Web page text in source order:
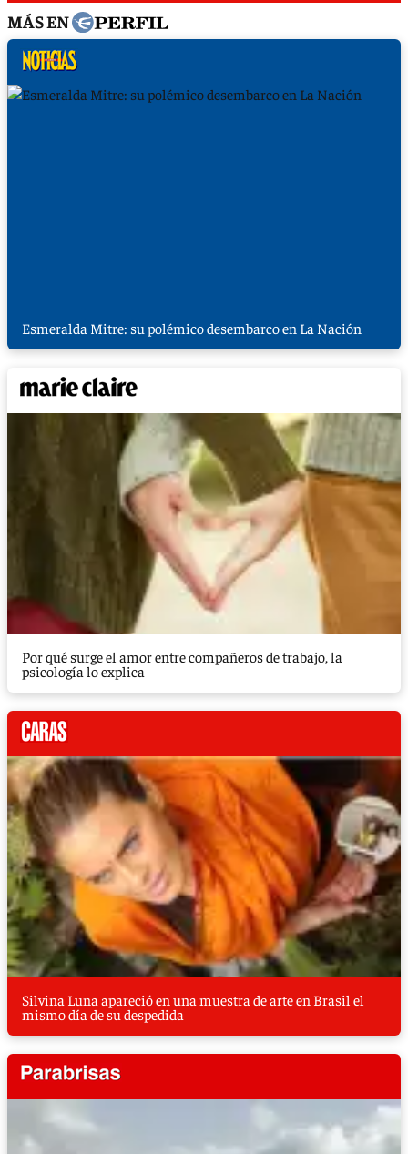
MÁS EN
Esmeralda Mitre: su polémico desembarco en La Nación
Por qué surge el amor entre compañeros de trabajo, la
psicología lo explica
Silvina Luna apareció en una muestra de arte en Brasil el
mismo día de su despedida